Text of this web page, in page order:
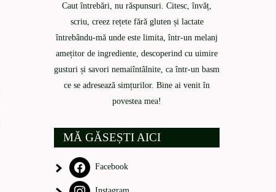
Caut întrebări, nu răspunsuri. Citesc, învăț,
scriu, creez rețete fără gluten și lactate
întrebându-mă unde este limita, într-un melanj
amețitor de ingrediente, descoperind cu uimire
gusturi și savori nemaiîntâlnite, ca într-un basm
ce se adresează simțurilor. Bine ai venit în
povestea mea!
MĂ GĂSEȘTI AICI
Facebook